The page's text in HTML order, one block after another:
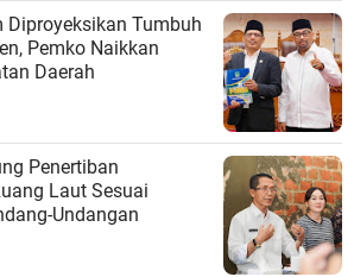
Diproyeksikan Tumbuh
Pemko Naikkan
Daerah
Penertiban
Laut Sesuai
Undangan